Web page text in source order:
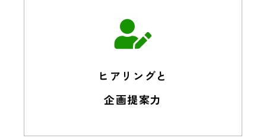
ヒアリングと
企画提案力